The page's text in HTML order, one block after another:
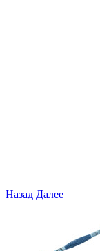
Назад Далее